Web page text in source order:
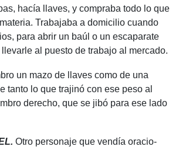
hacía llaves, y compraba todo lo que
Trabajaba a domicilio cuando
para abrir un baúl o un escaparate
al puesto de trabajo al mercado.
un mazo de llaves como de una
tanto lo que trajinó con ese peso al
derecho, que se jibó para ese lado
Otro personaje que vendía oracio-